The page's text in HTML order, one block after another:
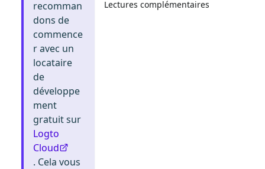
recomman
dons de
commence
r avec un
locataire
de
développe
ment
gratuit sur
Logto
Cloud
. Cela vous
Lectures complémentaires